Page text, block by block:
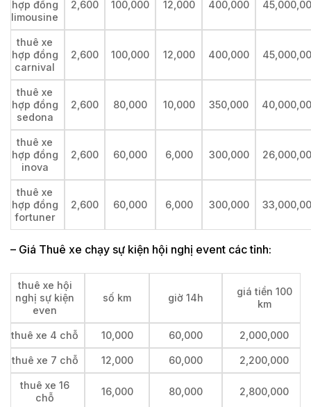
hợp đồng
limousine
2,600 100,000 12,000 400,000
thuê xe
hợp đồng
carnival
2,600 100,000 12,000 400,000
thuê xe
hợp đồng
sedona
2,600 80,000 10,000 350,000
thuê xe
hợp đồng
inova
2,600 60,000 6,000 300,000
thuê xe
hợp đồng
fortuner
2,600 60,000 6,000 300,000
– Giá Thuê xe chạy sự kiện hội nghị event các tỉnh:
thuê xe hội
nghị sự kiện
even
số km giờ 14h
giá tiền 100
km
thuê xe 4 chỗ 10,000 60,000 2,000,000
thuê xe 7 chỗ 12,000 60,000 2,200,000
thuê xe 16
chỗ
16,000 80,000 2,800,000